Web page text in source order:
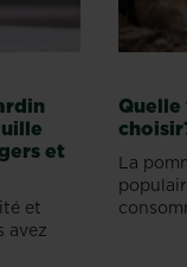
et
et
avez
La